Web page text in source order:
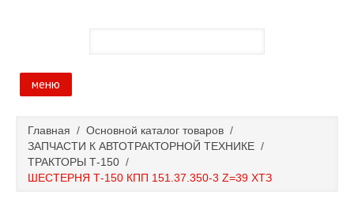
меню
Основной каталог товаров
Главная / Основной каталог товаров /
ЗАПЧАСТИ К АВТОТРАКТОРНОЙ ТЕХНИКЕ /
ТРАКТОРЫ Т-150 /
ШЕСТЕРНЯ Т-150 КПП 151.37.350-3 Z=39 ХТЗ